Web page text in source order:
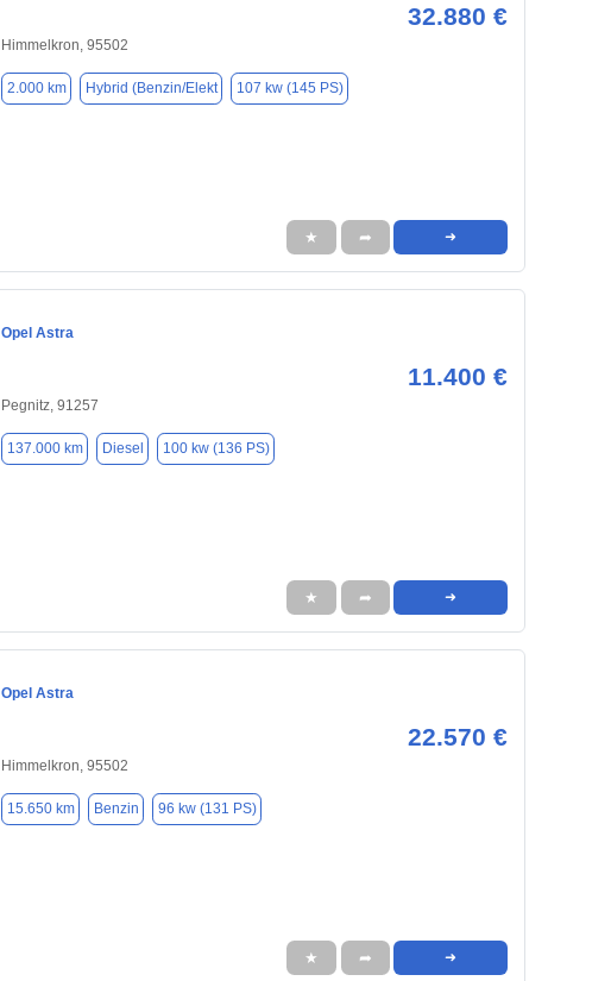
32.880 €
Himmelkron, 95502
2.000 km Hybrid (Benzin/Elekt 107 kw (145 PS)
★ ➦ ➜
Opel Astra
11.400 €
Pegnitz, 91257
137.000 km Diesel 100 kw (136 PS)
★ ➦ ➜
Opel Astra
22.570 €
Himmelkron, 95502
15.650 km Benzin 96 kw (131 PS)
★ ➦ ➜